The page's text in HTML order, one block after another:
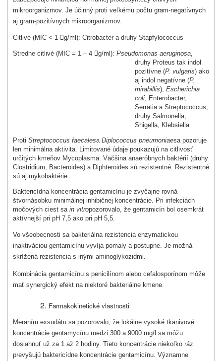
mikroorganizmov. Je účinný proti veľkému počtu gram‑negatívnych
aj gram‑pozitívnych mikroorganizmov.
Citlivé (MIC < 1 g/ml): Citrobacter a druhy Stapfylococcus
Stredne citlivé (MIC = 1 – 4 g/ml): Pseudomonas aeruginosa
druhy Proteus tak indol
pozitívne (P. vulgaris) ako
aj indol negatívne (P.
mirabillis), Escherichia
coli, Enterobacter,
Serratia a Streptococcus,
druhy Salmonella,
Shigella, Kleb­siella
Proti Streptococcus faecalesa Diplococcus pneumoniaesa pozoruje
len minimálna aktivita. Limitované údaje poukazujú na citlivosť
určitých kmeňov Mycoplasma. Väčšina anaeróbnych baktérií (druhy
Clostridium, Bacteroides) a Diphteroides sú rezistentné. Rezistentné
sú aj mykobaktérie.
Baktericídna koncentrácia gentamicínu je zvyčajne rovná
štvornásobku minimálnej inhibič­nej koncentrácie. Pri infekciách
močových ciest sa in vitropozorovalo, že gentamicín bol osemkrát
aktívnejší pri pH 7,5 ako pri pH 5,5.
Vo všeobecnosti sa bakteriálna rezistencia enzymatickou
inaktiváciou gentamicínu vyvíja pomaly a postupne. Je možná
skrížená rezistencia s inými aminoglykozidmi.
Kombinácia gentamicínu s penicilínom alebo cefalosporínom môže
mať synergický efekt na niektoré bakteriálne kmene.
Farmakokinetické vlastnosti
Meraním exsudátu sa pozorovalo, že lokálne vysoké tkanivové
koncentrácie gentamycínu medzi 300 a 9000 mg/l sa môžu
dosiahnuť už za 1 až 2 hodiny. Tieto koncentrácie niekoľko ráz
prevyšujú baktericídne koncentrácie gentamicínu. Významne